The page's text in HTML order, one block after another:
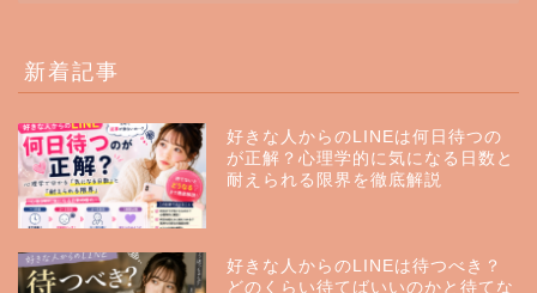
新着記事
好きな人からのLINEは何日待つの
が正解？心理学的に気になる日数と
耐えられる限界を徹底解説
好きな人からのLINEは待つべき？
どのくらい待てばいいのかと待てな